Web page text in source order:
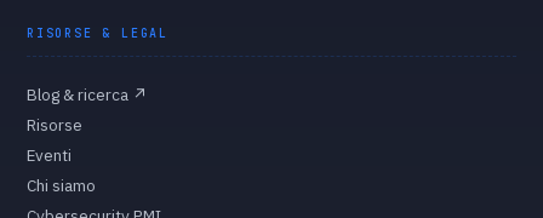
RISORSE & LEGAL
Blog & ricerca ↗
Risorse
Eventi
Chi siamo